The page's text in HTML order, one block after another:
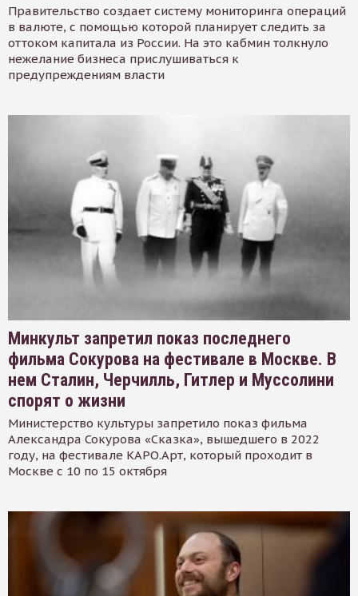
Правительство создает систему мониторинга операций
в валюте, с помощью которой планирует следить за
оттоком капитала из России. На это кабмин толкнуло
нежелание бизнеса прислушиваться к
предупреждениям власти
Минкульт запретил показ последнего
фильма Сокурова на фестивале в Москве. В
нем Сталин, Черчилль, Гитлер и Муссолини
спорят о жизни
Министерство культуры запретило показ фильма
Александра Сокурова «Сказка», вышедшего в 2022
году, на фестивале КАРО.Арт, который проходит в
Москве с 10 по 15 октября